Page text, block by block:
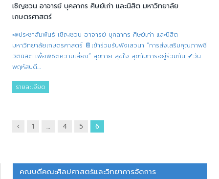
เชิญชวน อาจารย์ บุคลากร ศิษย์เก่า และนิสิต มหาวิทยาลัย
เกษตรศาสตร์
📣ประชาสัมพันธ์ เชิญชวน อาจารย์ บุคลากร ศิษย์เก่า และนิสิต
มหาวิทยาลัยเกษตรศาสตร์ 📔เข้าร่วมรับฟังเสวนา “การส่งเสริมคุณภาพชี
วิตินิสิต เพื่อพิชิตความเสี่ยง” สุขกาย สุขใจ สุขกับการอยู่ร่วมกัน ✔วัน
พฤหัสบดี…
รายละเอียด
ก่อน
1 … 4 5 6
คณบดีคณะศิลปศาสตร์และวิทยาการจัดการ